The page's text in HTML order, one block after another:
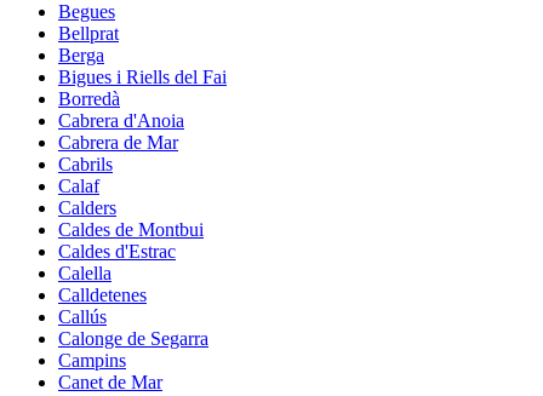
Begues
Bellprat
Berga
Bigues i Riells del Fai
Borredà
Cabrera d'Anoia
Cabrera de Mar
Cabrils
Calaf
Calders
Caldes de Montbui
Caldes d'Estrac
Calella
Calldetenes
Callús
Calonge de Segarra
Campins
Canet de Mar